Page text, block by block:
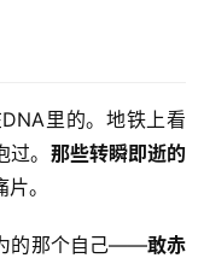
里的。地铁上看
。 那些转瞬即逝的
。
的那个自己——敢赤